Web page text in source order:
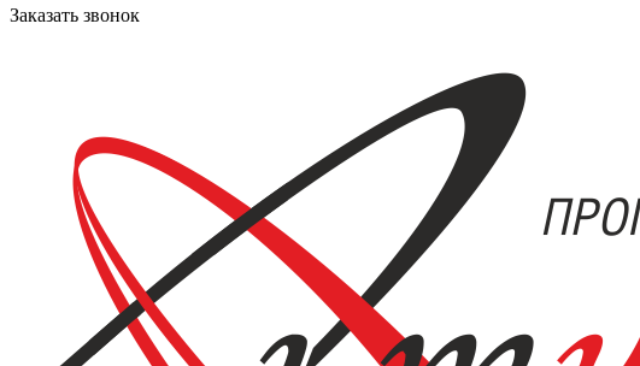
Заказать звонок